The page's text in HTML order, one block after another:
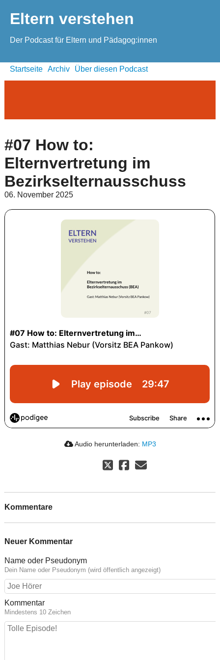
Eltern verstehen
Der Podcast für Eltern und Pädagog:innen
Startseite Archiv Über diesen Podcast
#07 How to:
Elternvertretung im
Bezirkselternausschuss
06. November 2025
Audio herunterladen: MP3
Kommentare
Neuer Kommentar
Name oder Pseudonym
Dein Name oder Pseudonym (wird öffentlich angezeigt)
Kommentar
Mindestens 10 Zeichen